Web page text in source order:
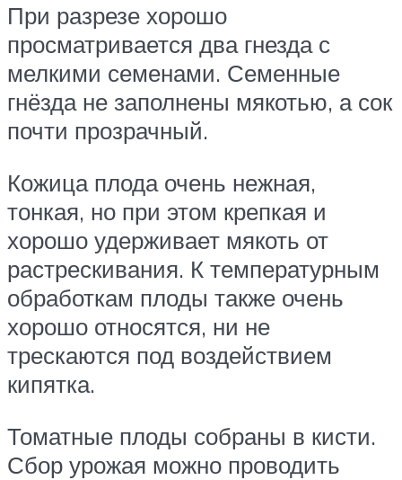
При разрезе хорошо
просматривается два гнезда с
мелкими семенами. Семенные
гнёзда не заполнены мякотью, а сок
почти прозрачный.
Кожица плода очень нежная,
тонкая, но при этом крепкая и
хорошо удерживает мякоть от
растрескивания. К температурным
обработкам плоды также очень
хорошо относятся, ни не
трескаются под воздействием
кипятка.
Томатные плоды собраны в кисти.
Сбор урожая можно проводить